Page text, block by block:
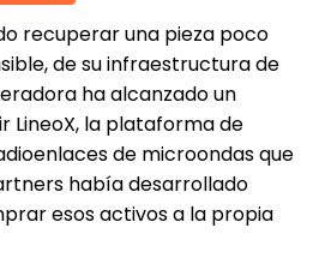
recuperar una pieza poco
de su infraestructura de
ha alcanzado un
LineoX, la plataforma de
de microondas que
había desarrollado
esos activos a la propia